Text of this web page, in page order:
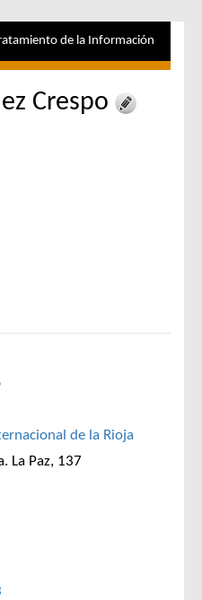
de la Información
Crespo
de la Rioja
La Paz, 137